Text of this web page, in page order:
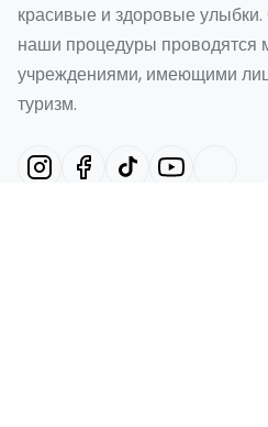
красивые и здоровые
наши процедуры проводятся
учреждениями, имеющими
туризм.